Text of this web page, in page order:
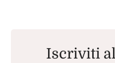
Iscriviti